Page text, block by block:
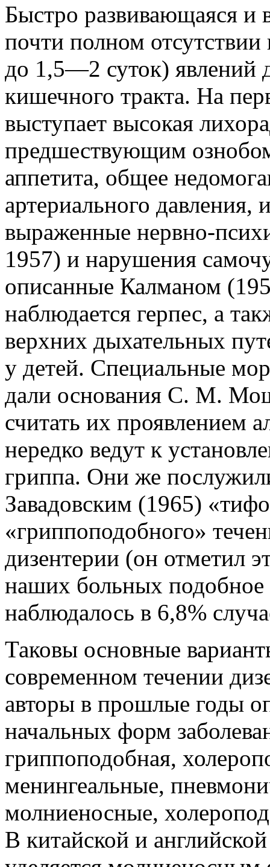
Быстро развивающаяся и
почти полном отсутствии
до 1,5—2 суток) явлений
кишечного тракта. На
выступает высокая
предшествующим
аппетита, общее
артериального давления,
выраженные нервно-
1957) и нарушения
описанные Калманом
наблюдается герпес, а
верхних дыхательных
у детей. Специальные
дали основания С. М.
считать их проявлением
нередко ведут к
гриппа. Они же
Завадовским (1965)
«гриппоподобного»
дизентерии (он отметил
наших больных подобное
наблюдалось в 6,8%
Таковы основные
современном течении
авторы в прошлые годы
начальных форм
гриппоподобная,
менингеальные,
молниеносные,
В китайской и